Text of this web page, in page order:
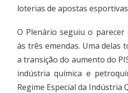
loterias de apostas
O Plenário seguiu o
às três emendas. Uma delas
a transição do aumento do
indústria química e
Regime Especial da Indústria